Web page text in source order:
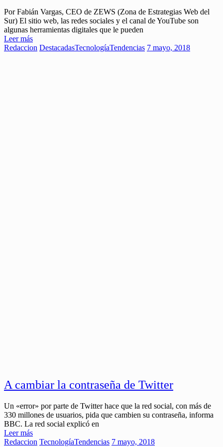
Por Fabián Vargas, CEO de ZEWS (Zona de Estrategias Web del
Sur) El sitio web, las redes sociales y el canal de YouTube son
algunas herramientas digitales que le pueden
Leer más
Redaccion DestacadasTecnologíaTendencias 7 mayo, 2018
A cambiar la contraseña de Twitter
Un «error» por parte de Twitter hace que la red social, con más de
330 millones de usuarios, pida que cambien su contraseña, informa
BBC. La red social explicó en
Leer más
Redaccion TecnologíaTendencias 7 mayo, 2018